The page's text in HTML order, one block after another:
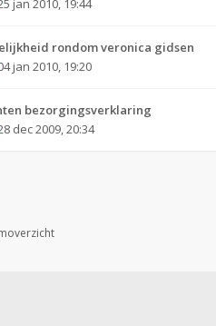
jan 2010, 19:44
rondom veronica gidsen
jan 2010, 19:20
bezorgingsverklaring
dec 2009, 20:34